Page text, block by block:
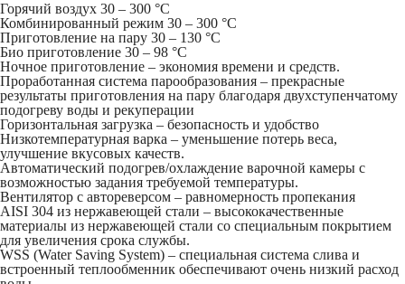
Горячий воздух 30 – 300 °C
Комбинированный режим 30 – 300 °C
Приготовление на пару 30 – 130 °C
Био приготовление 30 – 98 °C
Ночное приготовление – экономия времени и средств.
Проработанная система парообразования – прекрасные
результаты приготовления на пару благодаря двухступенчатому
подогреву воды и рекуперации
Горизонтальная загрузка – безопасность и удобство
Низкотемпературная варка – уменьшение потерь веса,
улучшение вкусовых качеств.
Автоматический подогрев/охлаждение варочной камеры с
возможностью задания требуемой температуры.
Вентилятор с автореверсом – равномерность пропекания
AISI 304 из нержавеющей стали – высококачественные
материалы из нержавеющей стали со специальным покрытием
для увеличения срока службы.
WSS (Water Saving System) – специальная система слива и
встроенный теплообменник обеспечивают очень низкий расход